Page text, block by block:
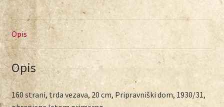
Opis
Opis
160 strani, trda vezava, 20 cm, Pripravniški dom, 1930/31,